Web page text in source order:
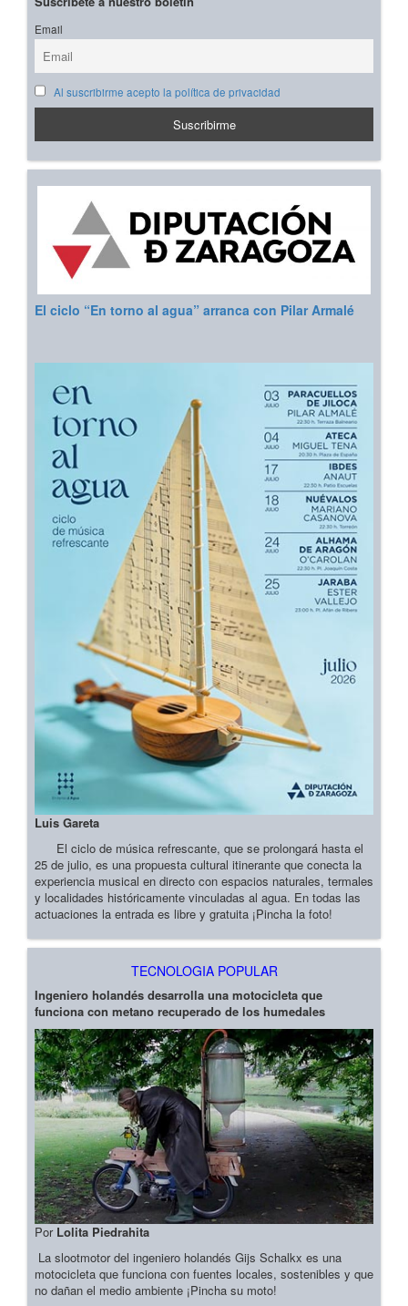
Email
Al suscribirme acepto la política de privacidad
El ciclo “En torno al agua” arranca con Pilar Armalé
Luis Gareta
El ciclo de música refrescante, que se prolongará hasta el
25 de julio, es una propuesta cultural itinerante que conecta la
experiencia musical en directo con espacios naturales, termales
y localidades históricamente vinculadas al agua. En todas las
actuaciones la entrada es libre y gratuita ¡Pincha la foto!
TECNOLOGIA POPULAR
Ingeniero holandés desarrolla una motocicleta que
funciona con metano recuperado de los humedales
Por Lolita Piedrahita
La slootmotor del ingeniero holandés Gijs Schalkx es una
motocicleta que funciona con fuentes locales, sostenibles y que
no dañan el medio ambiente ¡Pincha su moto!